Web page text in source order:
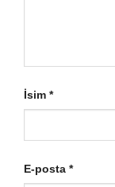
İsim *
E-posta *